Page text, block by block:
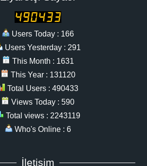
Users Today : 166
Users Yesterday : 291
This Month : 1631
This Year : 131120
Total Users : 490433
Views Today : 590
Total views : 2243119
Who's Online : 6
İletişim